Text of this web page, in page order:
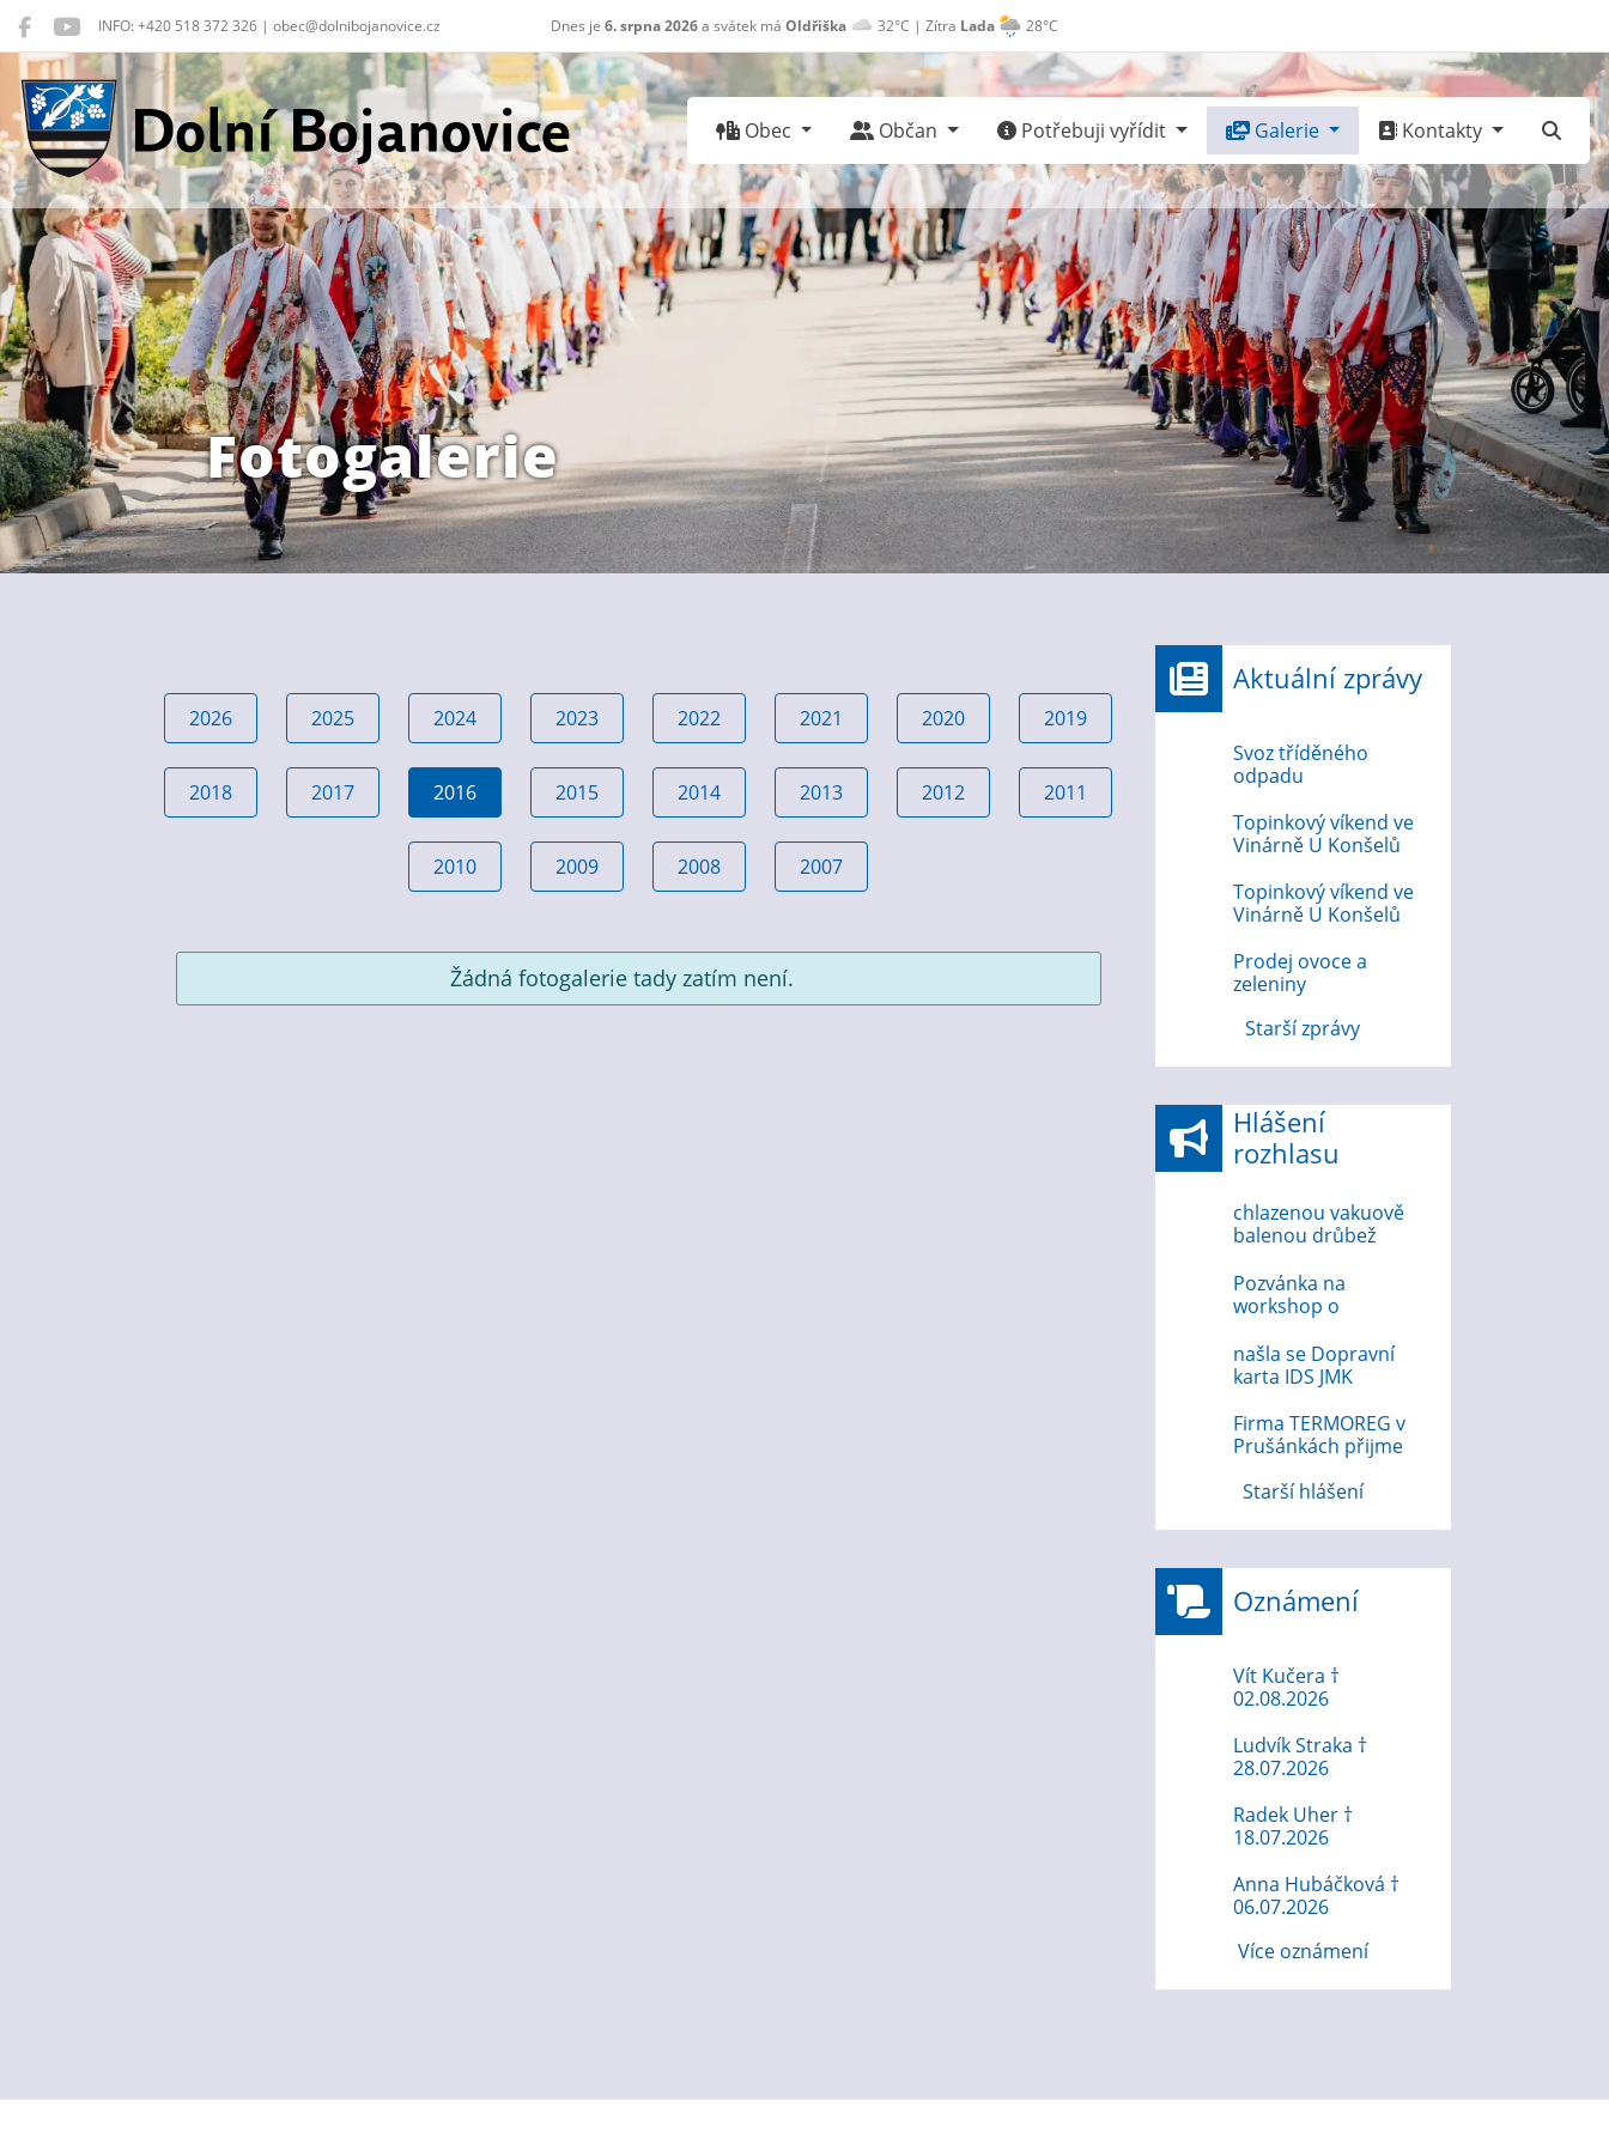
INFO: +420 518 372 326 | obec@dolnibojanovice.cz Dnes je 6. srpna 2026a svátek má Oldřiška 32°C | Zítra Lada 28°C
Dolní Bojanovice
Obec Občan Potřebuji vyřídit Galerie Kontakty
Fotogalerie
2026 2025 2024 2023 2022 2021 2020 2019
2018 2017 2016 2015 2014 2013 2012 2011
2010 2009 2008 2007
Žádná fotogalerie tady zatím není.
Aktuální zprávy
Svoz tříděného
odpadu
Topinkový víkend ve
Vinárně U Konšelů
Topinkový víkend ve
Vinárně U Konšelů
Prodej ovoce a
zeleniny
Starší zprávy
Hlášení
rozhlasu
chlazenou vakuově
balenou drůbež
Pozvánka na
workshop o
internetu 12.8.2026
našla se Dopravní
karta IDS JMK
Firma TERMOREG v
Prušánkách přijme
Starší hlášení
Oznámení
Vít Kučera †
02.08.2026
Ludvík Straka †
28.07.2026
Radek Uher †
18.07.2026
Anna Hubáčková †
06.07.2026
Více oznámení